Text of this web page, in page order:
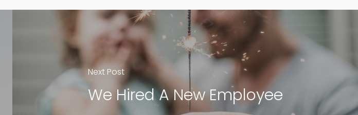
Next Post
We Hired A New Employee